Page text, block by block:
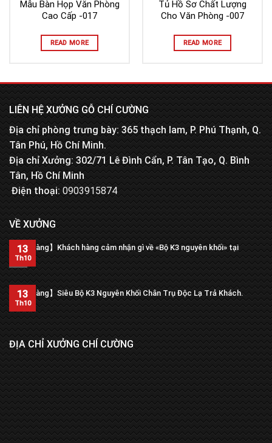
Mẫu Bàn Họp Văn Phòng
Cao Cấp -017
READ MORE
Tủ Hồ Sơ Chất Lượng
Cho Văn Phòng -007
READ MORE
LIÊN HỆ XƯỞNG GỖ CHÍ CƯỜNG
Địa chỉ phòng trưng bày: 365 thạch lam, P. Phú Thạnh, Q.
Tân Phú, Hồ Chí Minh.
Địa chỉ Xưởng: 302/71 Lê Đình Cẩn, P. Tân Tạo, Q. Bình
Tân, Hồ Chí Minh
Điện thoại:0903915874
VỀ XƯỞNG
【Trả hàng】Khách hàng cảm nhận gì về «Bộ K3 nguyên khối» tại
xưởng?
13
Th10
【Trả hàng】Siêu Bộ K3 Nguyên Khối Chân Trụ Độc Lạ Trả Khách.
13
Th10
ĐỊA CHỈ XƯỞNG CHÍ CƯỜNG